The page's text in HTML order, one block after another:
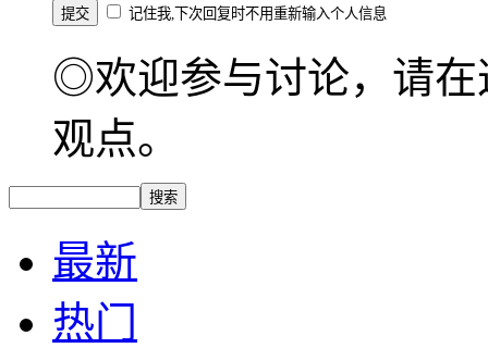
记住我,下次回复时不用重新输入个人信息
◎欢迎参与讨论，请在
观点。
最新
热门